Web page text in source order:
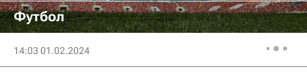
Футбол
14:03 01.02.2024